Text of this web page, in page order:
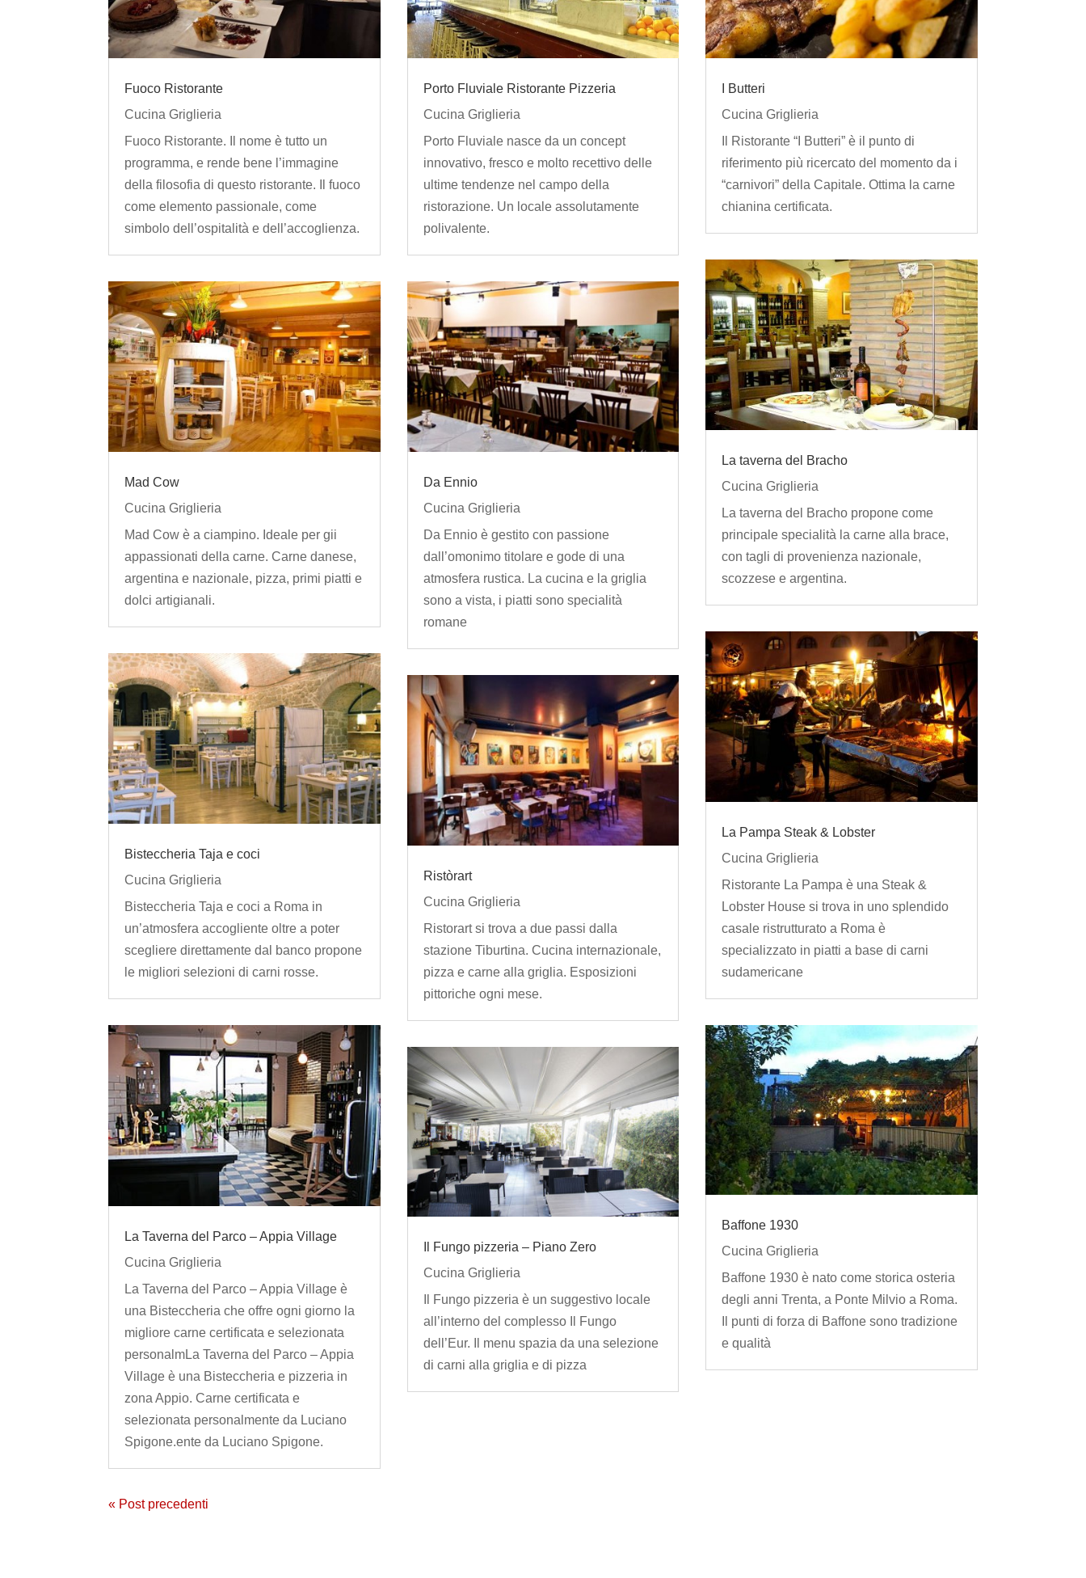
Fuoco Ristorante
Cucina Griglieria
Fuoco Ristorante. Il nome è tutto un
programma, e rende bene l’immagine
della filosofia di questo ristorante. Il fuoco
come elemento passionale, come
simbolo dell’ospitalità e dell’accoglienza.
Mad Cow
Cucina Griglieria
Mad Cow è a ciampino. Ideale per gii
appassionati della carne. Carne danese,
argentina e nazionale, pizza, primi piatti e
dolci artigianali.
Bisteccheria Taja e coci
Cucina Griglieria
Bisteccheria Taja e coci a Roma in
un’atmosfera accogliente oltre a poter
scegliere direttamente dal banco propone
le migliori selezioni di carni rosse.
La Taverna del Parco – Appia Village
Cucina Griglieria
La Taverna del Parco – Appia Village è
una Bisteccheria che offre ogni giorno la
migliore carne certificata e selezionata
personalmLa Taverna del Parco – Appia
Village è una Bisteccheria e pizzeria in
zona Appio. Carne certificata e
selezionata personalmente da Luciano
Spigone.ente da Luciano Spigone.
Porto Fluviale Ristorante Pizzeria
Cucina Griglieria
Porto Fluviale nasce da un concept
innovativo, fresco e molto recettivo delle
ultime tendenze nel campo della
ristorazione. Un locale assolutamente
polivalente.
Da Ennio
Cucina Griglieria
Da Ennio è gestito con passione
dall’omonimo titolare e gode di una
atmosfera rustica. La cucina e la griglia
sono a vista, i piatti sono specialità
romane
Ristòrart
Cucina Griglieria
Ristorart si trova a due passi dalla
stazione Tiburtina. Cucina internazionale,
pizza e carne alla griglia. Esposizioni
pittoriche ogni mese.
Il Fungo pizzeria – Piano Zero
Cucina Griglieria
Il Fungo pizzeria è un suggestivo locale
all’interno del complesso Il Fungo
dell’Eur. Il menu spazia da una selezione
di carni alla griglia e di pizza
I Butteri
Cucina Griglieria
Il Ristorante “I Butteri” è il punto di
riferimento più ricercato del momento da i
“carnivori” della Capitale. Ottima la carne
chianina certificata.
La taverna del Bracho
Cucina Griglieria
La taverna del Bracho propone come
principale specialità la carne alla brace,
con tagli di provenienza nazionale,
scozzese e argentina.
La Pampa Steak & Lobster
Cucina Griglieria
Ristorante La Pampa è una Steak &
Lobster House si trova in uno splendido
casale ristrutturato a Roma è
specializzato in piatti a base di carni
sudamericane
Baffone 1930
Cucina Griglieria
Baffone 1930 è nato come storica osteria
degli anni Trenta, a Ponte Milvio a Roma.
Il punti di forza di Baffone sono tradizione
e qualità
« Post precedenti